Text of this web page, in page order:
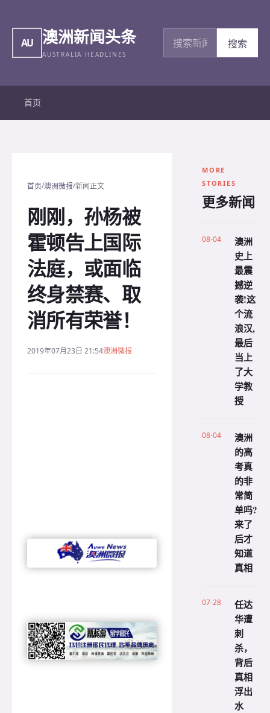
AU 澳洲新闻头条
AUSTRALIA HEADLINES
搜索新闻
搜索
首页
首页/澳洲微报/新闻正文
刚刚，孙杨被
霍顿告上国际
法庭，或面临
终身禁赛、取
消所有荣誉！
2019年07月23日 21:54澳洲微报
MORE
STORIES
更多新闻
08-04
澳洲
史上
最震
撼逆
袭!这
个流
浪汉,
最后
当上
了大
学教
授
08-04
澳洲
的高
考真
的非
常简
单吗?
来了
后才
知道
真相
07-28
任达
华遭
刺
杀，
背后
真相
浮出
水